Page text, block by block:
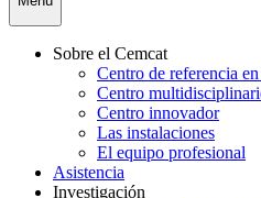
Sobre el Cemcat
Centro de referencia
Centro
Centro innovador
Las instalaciones
El equipo profesional
Asistencia
Investigación